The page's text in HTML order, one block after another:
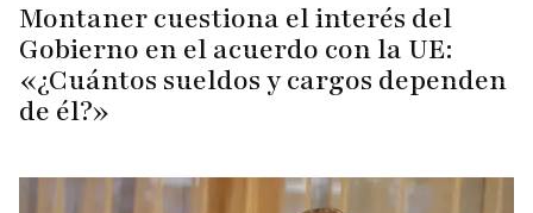
Montaner cuestiona el interés del
Gobierno en el acuerdo con la UE:
«¿Cuántos sueldos y cargos dependen
de él?»